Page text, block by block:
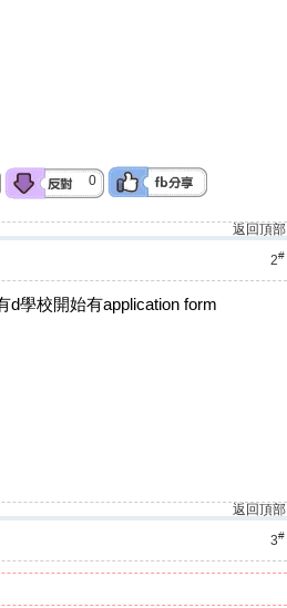
0
返回頂部
2#
d學校開始有application form
返回頂部
3#